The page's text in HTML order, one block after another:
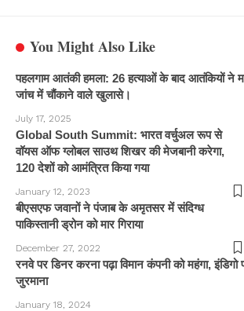
You Might Also Like
पहलगाम आतंकी हमला: 26 हत्याओं के बाद आतंकियों ने
जांच में चौंकाने वाले खुलासे।
July 17, 2025
Global South Summit: भारत वर्चुअल रूप से
वॉयस ऑफ ग्लोबल साउथ शिखर की मेजबानी करेगा,
120 देशों को आमंत्रित किया गया
January 12, 2023
बीएसएफ जवानों ने पंजाब के अमृतसर में संदिग्ध
पाकिस्तानी ड्रोन को मार गिराया
December 27, 2022
रनवे पर डिनर करना पढ़ा विमान कंपनी को महंगा,
जुरमाना
January 18, 2024